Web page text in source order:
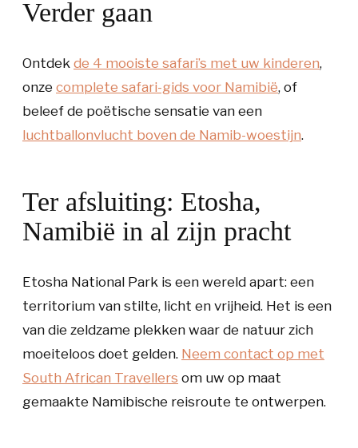
Verder gaan
Ontdek de 4 mooiste safari’s met uw kinderen,
onze complete safari-gids voor Namibië, of
beleef de poëtische sensatie van een
luchtballonvlucht boven de Namib-woestijn.
Ter afsluiting: Etosha,
Namibië in al zijn pracht
Etosha National Park is een wereld apart: een
territorium van stilte, licht en vrijheid. Het is een
van die zeldzame plekken waar de natuur zich
moeiteloos doet gelden. Neem contact op met
South African Travellers om uw op maat
gemaakte Namibische reisroute te ontwerpen.